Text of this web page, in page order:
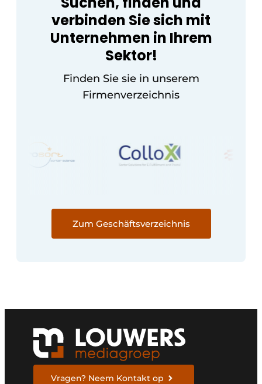
verbinden Sie sich mit
Unternehmen in Ihrem
Sektor!
Finden Sie sie in unserem
Firmenverzeichnis
Zum Geschäftsverzeichnis
Vragen? Neem Kontakt op